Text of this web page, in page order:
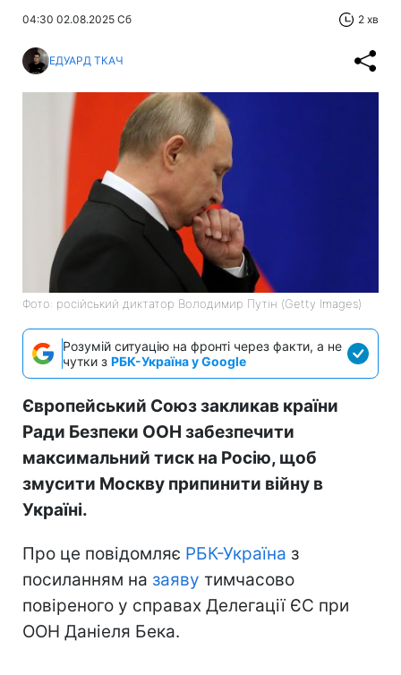
04:30 02.08.2025 Сб 2 хв
ЕДУАРД ТКАЧ
Фото: російський диктатор Володимир Путін (Getty Images)
Розумій ситуацію на фронті через факти, а не
чутки з РБК-Україна у Google
Європейський Союз закликав країни
Ради Безпеки ООН забезпечити
максимальний тиск на Росію, щоб
змусити Москву припинити війну в
Україні.
Про це повідомляє РБК-Україна з
посиланням на заяву тимчасово
повіреного у справах Делегації ЄС при
ООН Даніеля Бека.